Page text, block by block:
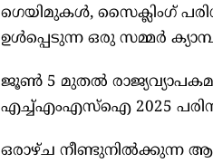
ഗെയിമുകൾ, സൈക്ലിംഗ്
ഉൾപ്പെടുന്ന ഒരു സമ്മർ
ജൂൺ 5 മുതൽ
എച്ച്എംഎസ്ഐ 2025
ഒരാഴ്ച നീണ്ടുനിൽക്കുന്ന